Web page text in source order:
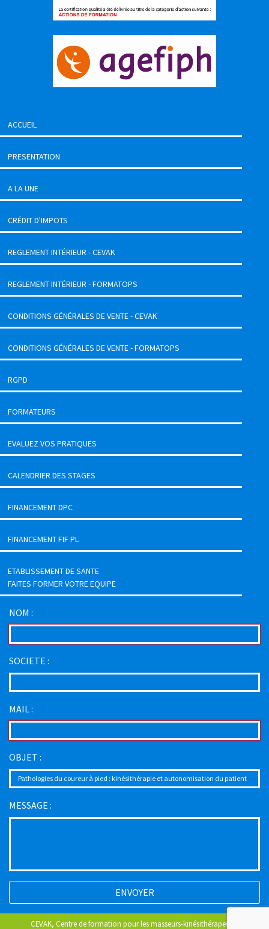
ACCUEIL
PRESENTATION
A LA UNE
CRÉDIT D'IMPOTS
REGLEMENT INTÉRIEUR - CEVAK
REGLEMENT INTÉRIEUR - FORMATOPS
CONDITIONS GÉNÉRALES DE VENTE - CEVAK
CONDITIONS GÉNÉRALES DE VENTE - FORMATOPS
RGPD
FORMATEURS
EVALUEZ VOS PRATIQUES
CALENDRIER DES STAGES
FINANCEMENT DPC
FINANCEMENT FIF PL
ETABLISSEMENT DE SANTE
FAITES FORMER VOTRE EQUIPE
NOM :
SOCIETE :
MAIL :
OBJET :
MESSAGE :
ENVOYER
CEVAK, Centre de formation pour les masseurs-kinésithérapeutes